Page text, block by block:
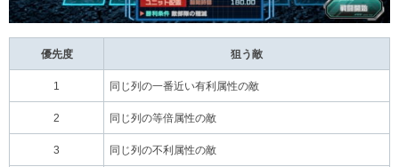
優先度 狙う敵
1 同じ列の一番近い有利属性の敵
2 同じ列の等倍属性の敵
3 同じ列の不利属性の敵